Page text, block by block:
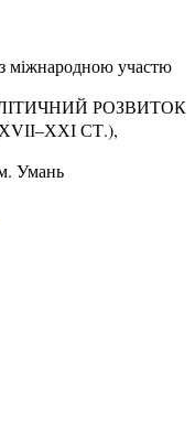
міжнародною участю
РОЗВИТОК
СТ.),
Умань